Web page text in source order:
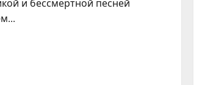
и бессмертной песней